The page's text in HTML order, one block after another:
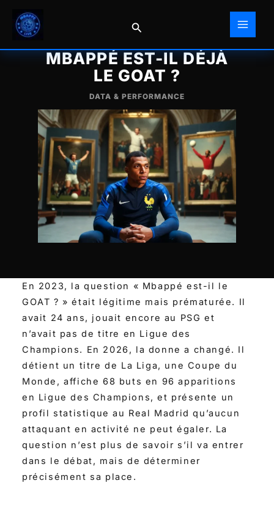
contenu
Rechercher
MBAPPÉ EST-IL DÉJÀ
LE GOAT ?
DATA & PERFORMANCE
En 2023, la question « Mbappé est-il le
GOAT ? » était légitime mais prématurée. Il
avait 24 ans, jouait encore au PSG et
n’avait pas de titre en Ligue des
Champions. En 2026, la donne a changé. Il
détient un titre de La Liga, une Coupe du
Monde, affiche 68 buts en 96 apparitions
en Ligue des Champions, et présente un
profil statistique au Real Madrid qu’aucun
attaquant en activité ne peut égaler. La
question n’est plus de savoir s’il va entrer
dans le débat, mais de déterminer
précisément sa place.